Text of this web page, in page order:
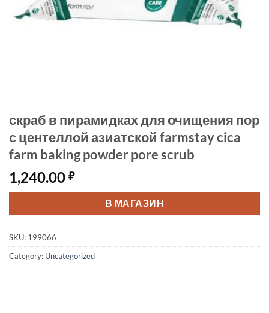
скраб в пирамидках для очищения пор
с центеллой азиатской farmstay cica
farm baking powder pore scrub
1,240.00 ₽
В МАГАЗИН
SKU: 199066
Category: Uncategorized